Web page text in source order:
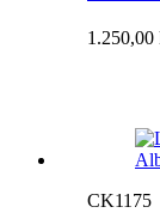
1.250,00
CK1175